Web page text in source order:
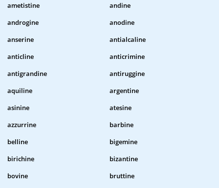
ametistine
andine
androgine
anodine
anserine
antialcaline
anticline
anticrimine
antigrandine
antiruggine
aquiline
argentine
asinine
atesine
azzurrine
barbine
belline
bigemine
birichine
bizantine
bovine
bruttine